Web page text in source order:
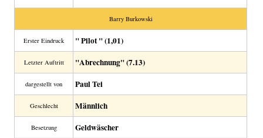
Barry Burkowski
Erster Eindruck " Pilot " (1,01)
Letzter Auftritt "Abrechnung" (7.13)
dargestellt von Paul Tei
Geschlecht Männlich
Besetzung Geldwäscher